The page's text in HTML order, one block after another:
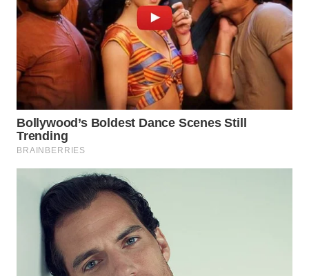
WN
INDRAMAYU
WN
KUNINGAN
WN
MAJALENGKA
SUBANG
WN
SUKABUMI